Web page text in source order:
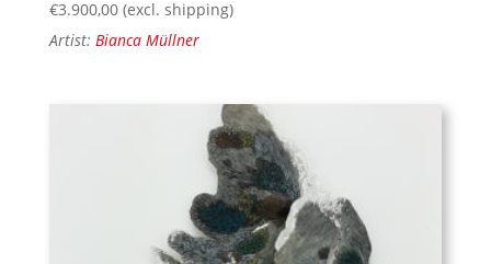
€3.900,00 (excl. shipping)
Artist: Bianca Müllner